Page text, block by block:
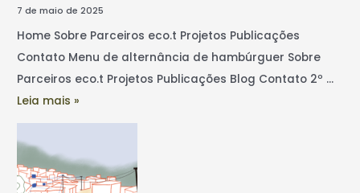
7 de maio de 2025
Home Sobre Parceiros eco.t Projetos Publicações
Contato Menu de alternância de hambúrguer Sobre
Parceiros eco.t Projetos Publicações Blog Contato 2º …
Leia mais »